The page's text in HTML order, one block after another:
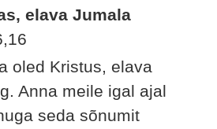
elava Jumala
oled Kristus, elava
Anna meile igal ajal
seda sõnumit